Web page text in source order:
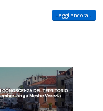
Leggi ancora...